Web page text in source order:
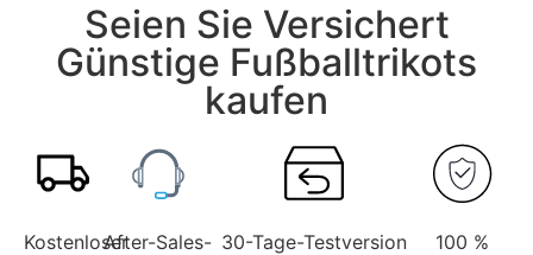
Seien Sie Versichert
Günstige Fußballtrikots
kaufen
KostenloserAfter-Sales- 30-Tage-Testversion
100 %